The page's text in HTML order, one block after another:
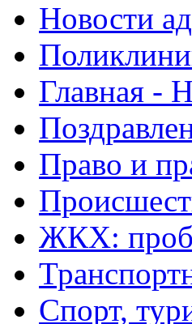
Новости
Главная -
Право и
ЖКХ:
Спорт,